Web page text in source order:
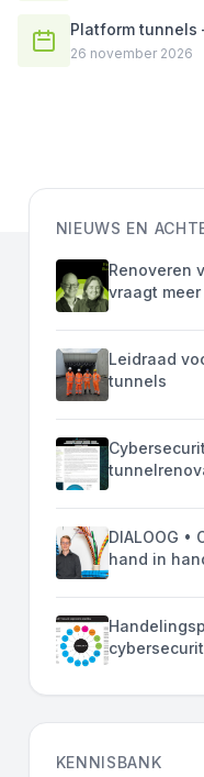
Platform tunnels
26 november 2026
NIEUWS EN
Renoveren
vraagt
Leidraad
tunnels
DIALOOG
hand in
KENNISBANK